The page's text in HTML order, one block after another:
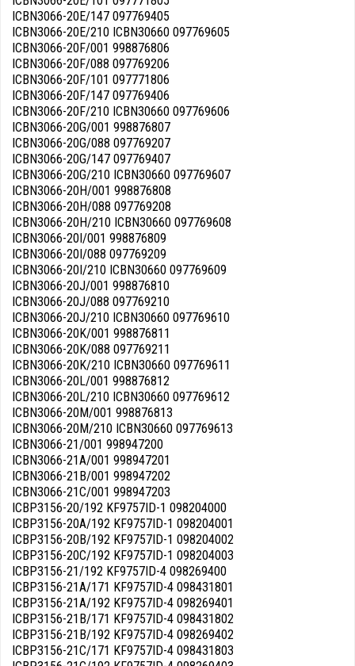
ICBN3066-20E/147 097769405
ICBN3066-20E/210 ICBN30660 097769605
ICBN3066-20F/001 998876806
ICBN3066-20F/088 097769206
ICBN3066-20F/101 097771806
ICBN3066-20F/147 097769406
ICBN3066-20F/210 ICBN30660 097769606
ICBN3066-20G/001 998876807
ICBN3066-20G/088 097769207
ICBN3066-20G/147 097769407
ICBN3066-20G/210 ICBN30660 097769607
ICBN3066-20H/001 998876808
ICBN3066-20H/088 097769208
ICBN3066-20H/210 ICBN30660 097769608
ICBN3066-20I/001 998876809
ICBN3066-20I/088 097769209
ICBN3066-20I/210 ICBN30660 097769609
ICBN3066-20J/001 998876810
ICBN3066-20J/088 097769210
ICBN3066-20J/210 ICBN30660 097769610
ICBN3066-20K/001 998876811
ICBN3066-20K/088 097769211
ICBN3066-20K/210 ICBN30660 097769611
ICBN3066-20L/001 998876812
ICBN3066-20L/210 ICBN30660 097769612
ICBN3066-20M/001 998876813
ICBN3066-20M/210 ICBN30660 097769613
ICBN3066-21/001 998947200
ICBN3066-21A/001 998947201
ICBN3066-21B/001 998947202
ICBN3066-21C/001 998947203
ICBP3156-20/192 KF9757ID-1 098204000
ICBP3156-20A/192 KF9757ID-1 098204001
ICBP3156-20B/192 KF9757ID-1 098204002
ICBP3156-20C/192 KF9757ID-1 098204003
ICBP3156-21/192 KF9757ID-4 098269400
ICBP3156-21A/171 KF9757ID-4 098431801
ICBP3156-21A/192 KF9757ID-4 098269401
ICBP3156-21B/171 KF9757ID-4 098431802
ICBP3156-21B/192 KF9757ID-4 098269402
ICBP3156-21C/171 KF9757ID-4 098431803